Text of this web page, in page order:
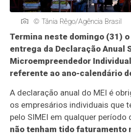
© Tânia Rêgo/Agência Brasil
Termina neste domingo (31)
entrega da Declaração Anual
Microempreendedor
referente ao ano-calendário
A declaração anual do MEI é
os empresários individuais que
pelo SIMEI em qualquer período
não tenham tido faturamento